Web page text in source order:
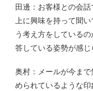
田邊：お客様との会
上に興味を持って聞
う考え方をしている
答している姿勢が感じ
奥村：メールが今ま
められているような印